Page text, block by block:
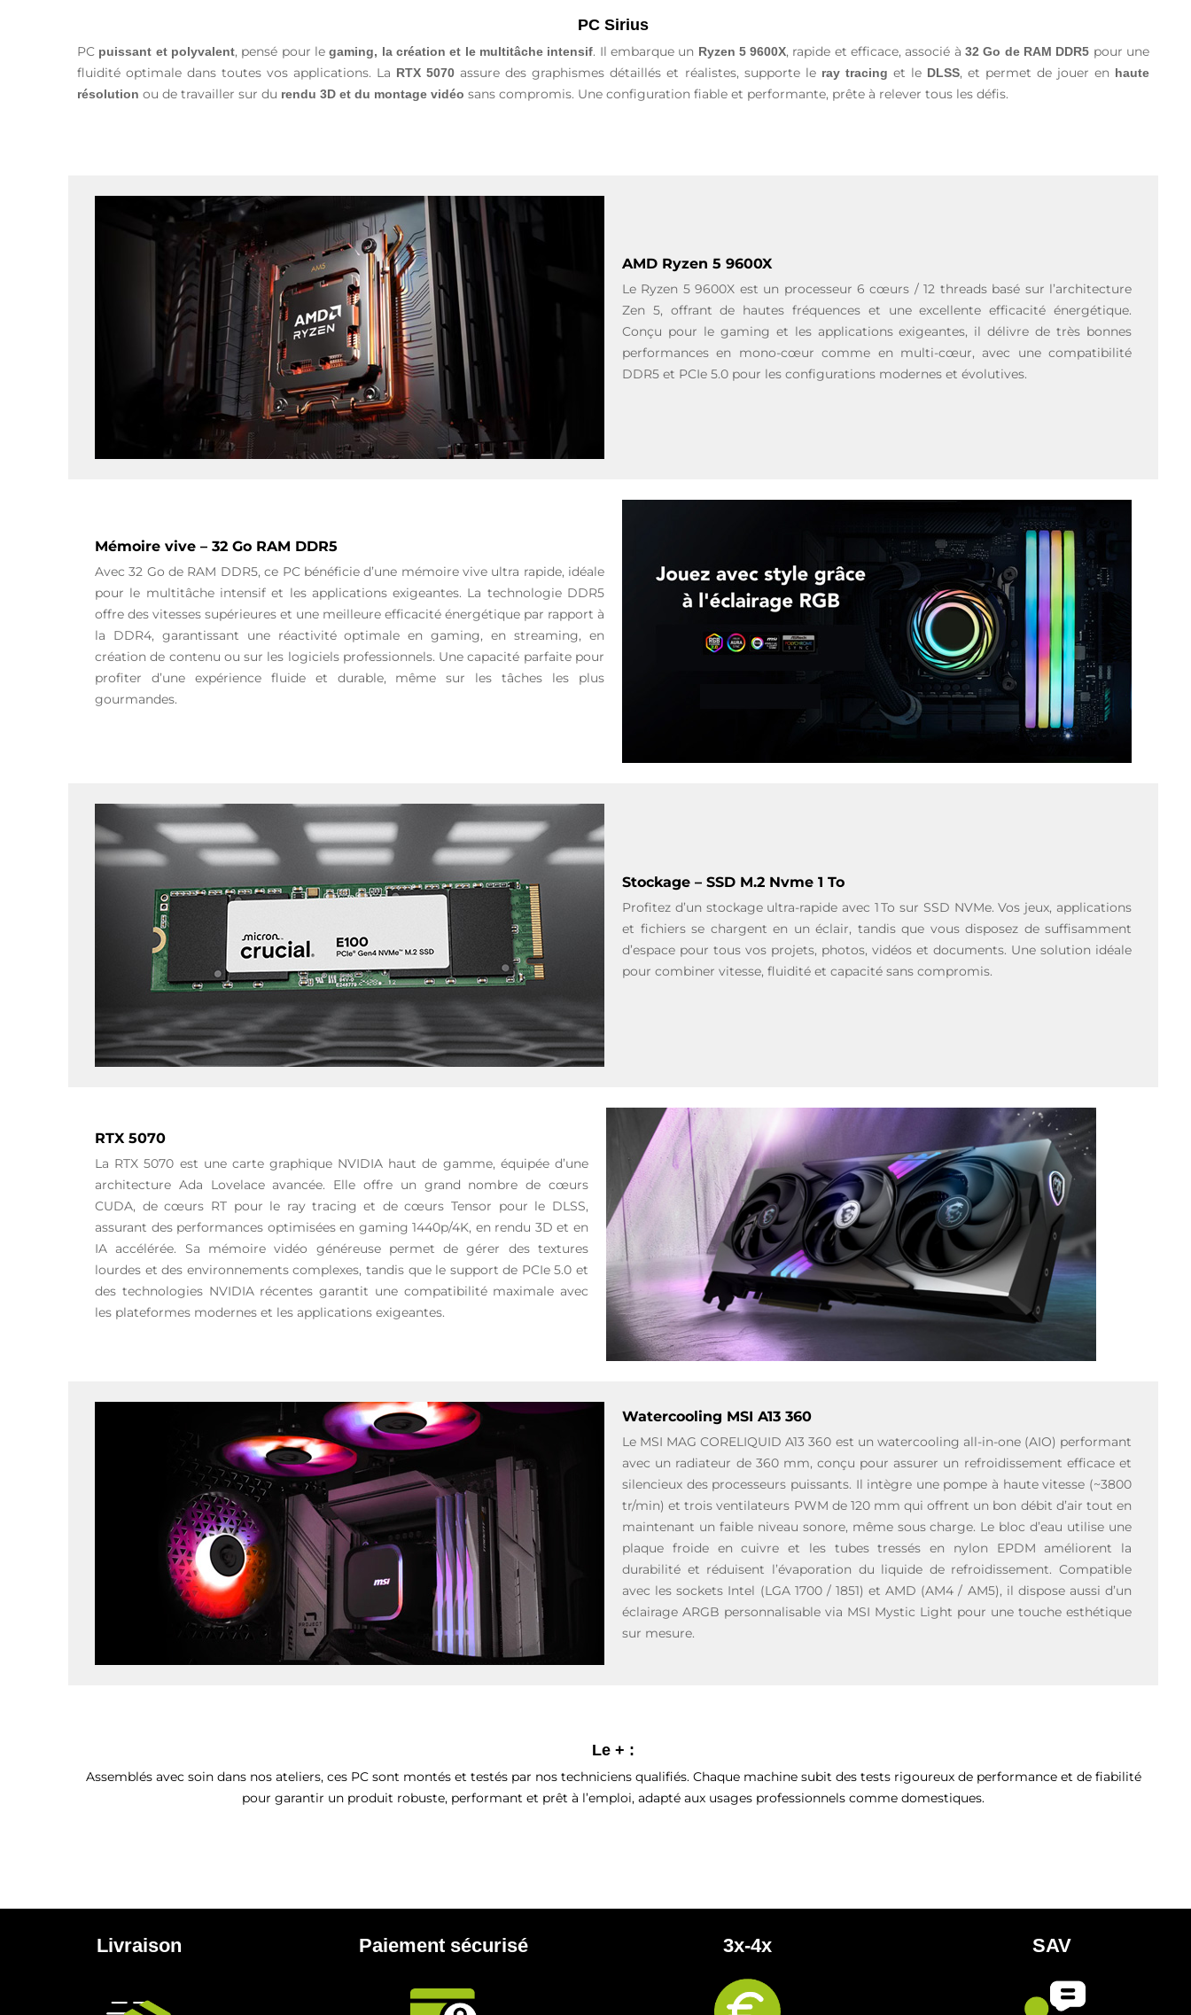
PC Sirius
PC puissant et polyvalent, pensé pour legaming, la création et le multitâche intensif. Il embarque un Ryzen 5 9600X, rapide et efficace, associé à32 Go de RAM DDR5 pour une
fluidité optimale dans toutes vos applications. La RTX 5070 assure des graphismes détaillés et réalistes, supporte le ray tracing et le DLSS, et permet de jouer en haute
résolution ou de travailler sur du rendu 3D et du montage vidéo sans compromis. Une configuration fiable et performante, prête à relever tous les défis.
AMD Ryzen 5 9600X
Le Ryzen 5 9600X est un processeur 6 cœurs / 12 threads basé sur l’architecture
Zen 5, offrant de hautes fréquences et une excellente efficacité énergétique.
Conçu pour le gaming et les applications exigeantes, il délivre de très bonnes
performances en mono-cœur comme en multi-cœur, avec une compatibilité
DDR5 et PCIe 5.0 pour les configurations modernes et évolutives.
Mémoire vive – 32 Go RAM DDR5
Avec 32 Go de RAM DDR5, ce PC bénéficie d’une mémoire vive ultra rapide, idéale
pour le multitâche intensif et les applications exigeantes. La technologie DDR5
offre des vitesses supérieures et une meilleure efficacité énergétique par rapport à
la DDR4, garantissant une réactivité optimale en gaming, en streaming, en
création de contenu ou sur les logiciels professionnels. Une capacité parfaite pour
profiter d’une expérience fluide et durable, même sur les tâches les plus
gourmandes.
Stockage – SSD M.2 Nvme 1 To
Profitez d’un stockage ultra-rapide avec 1 To sur SSD NVMe. Vos jeux, applications
et fichiers se chargent en un éclair, tandis que vous disposez de suffisamment
d’espace pour tous vos projets, photos, vidéos et documents. Une solution idéale
pour combiner vitesse, fluidité et capacité sans compromis.
RTX 5070
La RTX 5070 est une carte graphique NVIDIA haut de gamme, équipée d’une
architecture Ada Lovelace avancée. Elle offre un grand nombre de cœurs
CUDA, de cœurs RT pour le ray tracing et de cœurs Tensor pour le DLSS,
assurant des performances optimisées en gaming 1440p/4K, en rendu 3D et en
IA accélérée. Sa mémoire vidéo généreuse permet de gérer des textures
lourdes et des environnements complexes, tandis que le support de PCIe 5.0 et
des technologies NVIDIA récentes garantit une compatibilité maximale avec
les plateformes modernes et les applications exigeantes.
Watercooling MSI A13 360
Le MSI MAG CORELIQUID A13 360 est un watercooling all-in-one (AIO) performant
avec un radiateur de 360 mm, conçu pour assurer un refroidissement efficace et
silencieux des processeurs puissants. Il intègre une pompe à haute vitesse (~3800
tr/min) et trois ventilateurs PWM de 120 mm qui offrent un bon débit d’air tout en
maintenant un faible niveau sonore, même sous charge. Le bloc d’eau utilise une
plaque froide en cuivre et les tubes tressés en nylon EPDM améliorent la
durabilité et réduisent l’évaporation du liquide de refroidissement. Compatible
avec les sockets Intel (LGA 1700 / 1851) et AMD (AM4 / AM5), il dispose aussi d’un
éclairage ARGB personnalisable via MSI Mystic Light pour une touche esthétique
sur mesure.
Le + :
Assemblés avec soin dans nos ateliers, ces PC sont montés et testés par nos techniciens qualifiés. Chaque machine subit des tests rigoureux de performance et de fiabilité
pour garantir un produit robuste, performant et prêt à l’emploi, adapté aux usages professionnels comme domestiques.
Livraison Paiement sécurisé 3x-4x SAV